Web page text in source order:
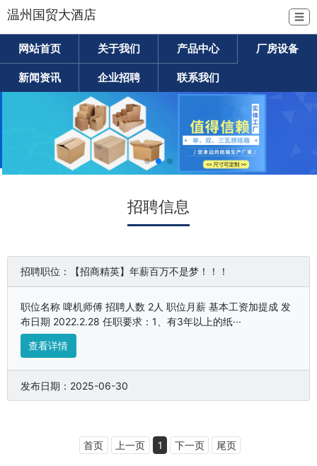
温州国贸大酒店 ☰
网站首页 关于我们 产品中心 厂房设备
新闻资讯 企业招聘 联系我们
招聘信息
招聘职位：【招商精英】年薪百万不是梦！！！
职位名称 啤机师傅 招聘人数 2人 职位月薪 基本工资加提成 发
布日期 2022.2.28 任职要求：1、有3年以上的纸···
查看详情
发布日期：2025-06-30
首页 上一页 1 下一页 尾页